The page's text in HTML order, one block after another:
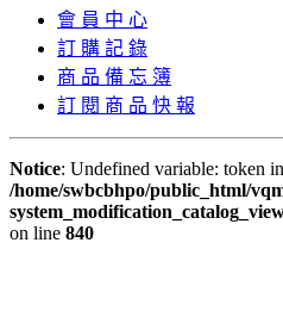
會 員 中 心
訂 購 記 錄
商 品 備 忘 簿
訂 閱 商 品 快 報
Notice: Undefined variable: token in
/home/swbcbhpo/public_html/
on line 840